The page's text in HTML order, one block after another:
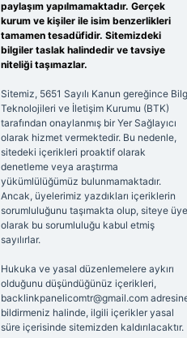
paylaşım yapılmamaktadır. Gerçek
kurum ve kişiler ile isim benzerlikleri
tamamen tesadüfidir. Sitemizdeki
bilgiler taslak halindedir ve tavsiye
niteliği taşımazlar.
Sitemiz, 5651 Sayılı Kanun gereğince
Teknolojileri ve İletişim Kurumu (BTK)
tarafından onaylanmış bir Yer Sağlayıcı
olarak hizmet vermektedir. Bu nedenle,
sitedeki içerikleri proaktif olarak
denetleme veya araştırma
yükümlülüğümüz bulunmamaktadır.
Ancak, üyelerimiz yazdıkları içeriklerin
sorumluluğunu taşımakta olup, siteye üye
olarak bu sorumluluğu kabul etmiş
sayılırlar.
Hukuka ve yasal düzenlemelere aykırı
olduğunu düşündüğünüz içerikleri,
backlinkpanelicomtr@gmail.com
bildirmeniz halinde, ilgili içerikler yasal
süre içerisinde sitemizden kaldırılacaktır.